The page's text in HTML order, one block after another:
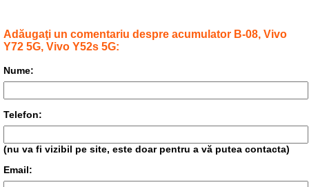
Adăugaţi un comentariu despre acumulator B-08, Vivo
Y72 5G, Vivo Y52s 5G:
Nume:
Telefon:
(nu va fi vizibil pe site, este doar pentru a vă putea contacta)
Email: